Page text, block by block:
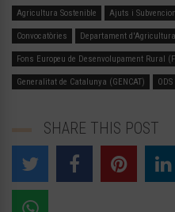
Agricultura Sostenible Ajuts i
Convocatòries Departament
Fons Europeu de Desenvolupament Rural
Generalitat de Catalunya (GENCAT) ODS
SHARE THIS POST